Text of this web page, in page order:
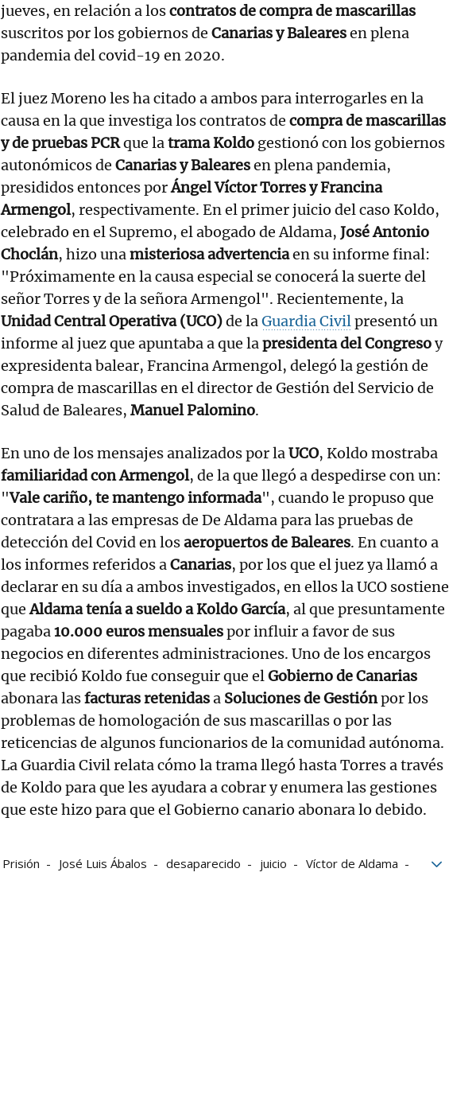
jueves, en relación a loscontratos de compra de mascarillas
suscritos por los gobiernos de Canarias y Balearesen plena
pandemia del covid-19 en 2020.
El juez Moreno les ha citado a ambos para interrogarles en la
causa en la que investiga los contratos de compra de mascarillas
y de pruebas PCRque latrama Koldo gestionó con los gobiernos
autonómicos de Canarias y Balearesen plena pandemia,
presididos entonces porÁngel Víctor Torres y Francina
Armengol, respectivamente. En el primer juicio del caso Koldo,
celebrado en el Supremo, el abogado de Aldama, José Antonio
Choclán, hizo unamisteriosa advertenciaen su informe final:
"Próximamente en la causa especial se conocerá la suerte del
señor Torres y de la señora Armengol". Recientemente, la
Unidad Central Operativa (UCO)de laGuardia Civilpresentó un
informe al juez que apuntaba a que lapresidenta del Congresoy
expresidenta balear, Francina Armengol, delegó la gestión de
compra de mascarillas en el director de Gestión del Servicio de
Salud de Baleares, Manuel Palomino.
En uno de los mensajes analizados por laUCO, Koldo mostraba
familiaridad con Armengol, de la que llegó a despedirse con un:
"Vale cariño, te mantengo informada", cuando le propuso que
contratara a las empresas de De Aldama para las pruebas de
detección del Covid en losaeropuertos de Baleares. En cuanto a
los informes referidos aCanarias, por los que el juez ya llamó a
declarar en su día a ambos investigados, en ellos la UCO sostiene
queAldama tenía a sueldo a Koldo García, al que presuntamente
pagaba10.000 euros mensualespor influir a favor de sus
negocios en diferentes administraciones. Uno de los encargos
que recibió Koldo fue conseguir que elGobierno de Canarias
abonara lasfacturas retenidasa Soluciones de Gestiónpor los
problemas de homologación de sus mascarillas o por las
reticencias de algunos funcionarios de la comunidad autónoma.
La Guardia Civil relata cómo la trama llegó hasta Torres a través
de Koldo para que les ayudara a cobrar y enumera las gestiones
que este hizo para que el Gobierno canario abonara lo debido.
Prisión José Luis Ábalos desaparecido juicio
Víctor de Aldama